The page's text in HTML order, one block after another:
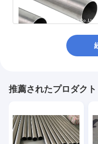
推薦されたプロダクト